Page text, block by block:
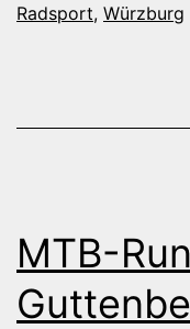
Radsport, Würzburg
MTB-